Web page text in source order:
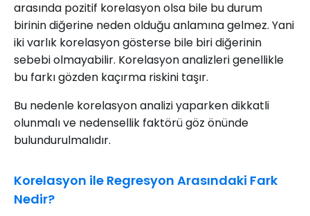
arasında pozitif korelasyon olsa bile bu durum
birinin diğerine neden olduğu anlamına gelmez. Yani
iki varlık korelasyon gösterse bile biri diğerinin
sebebi olmayabilir. Korelasyon analizleri genellikle
bu farkı gözden kaçırma riskini taşır.
Bu nedenle korelasyon analizi yaparken dikkatli
olunmalı ve nedensellik faktörü göz önünde
bulundurulmalıdır.
Korelasyon ile Regresyon Arasındaki Fark
Nedir?